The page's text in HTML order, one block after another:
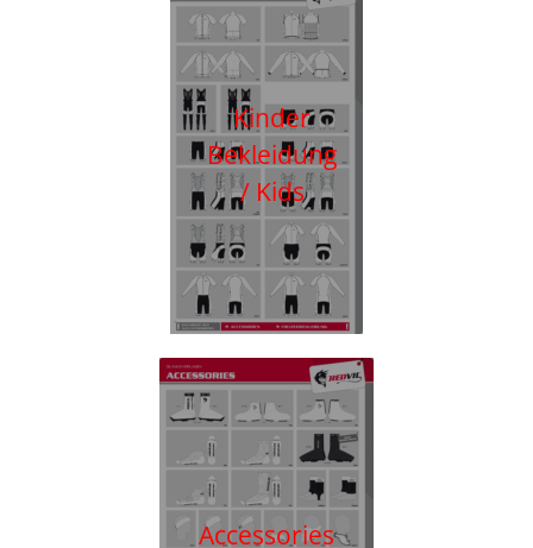
Kinder
Bekleidung
/ Kids
Accessories